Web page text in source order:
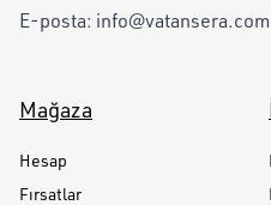
E-posta: info@vatansera.com
Mağaza
Hesap
Fırsatlar